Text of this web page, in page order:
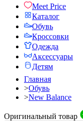
Meet Price
Каталог
Обувь
Кроссовки
Одежда
Аксессуары
Детям
Главная
>Обувь
>New Balance
Оригинальный товар